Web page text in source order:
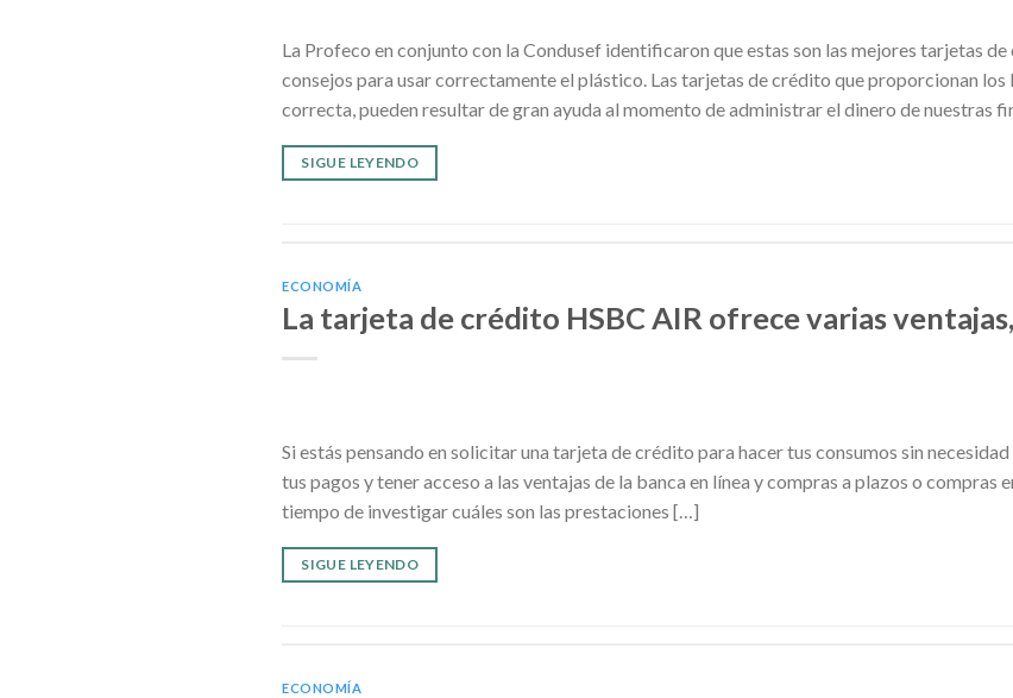
La Profeco en conjunto con la Condusef identificaron que estas son las mejores tarjetas
consejos para usar correctamente el plástico. Las tarjetas de crédito que proporcionan
correcta, pueden resultar de gran ayuda al momento de administrar el dinero de nuestras
SIGUE LEYENDO
ECONOMÍA
La tarjeta de crédito HSBC AIR ofrece varias
Si estás pensando en solicitar una tarjeta de crédito para hacer tus consumos sin
tus pagos y tener acceso a las ventajas de la banca en línea y compras a plazos o compras
tiempo de investigar cuáles son las prestaciones […]
SIGUE LEYENDO
ECONOMÍA